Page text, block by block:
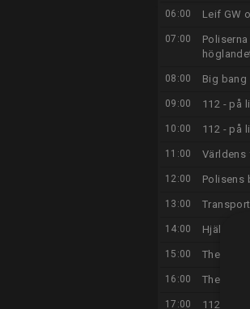
06:00 Leif GW
07:00
08:00 Big bang
09:00 112 - på
10:00 112 - på
11:00 Världens
12:00 Polisens
13:00
14:00 Hjälp! De
15:00 The
16:00 The
17:00 112 - på